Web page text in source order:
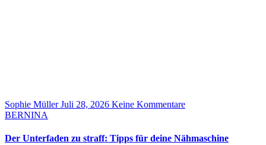
Sophie MüllerJuli 28, 2026 Keine Kommentare
BERNINA
Der Unterfaden zu straff: Tipps für deine Nähmaschine